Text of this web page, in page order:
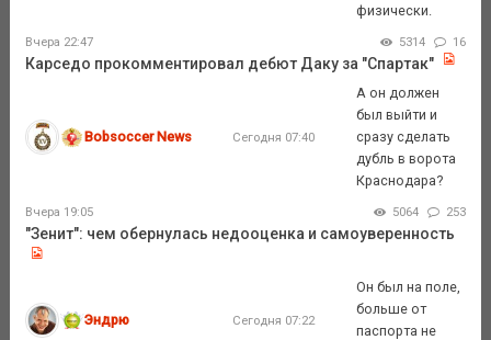
физически.
Вчера 22:47 5314 16
Карседо прокомментировал дебют Даку за "Спартак"
Bobsoccer News Сегодня 07:40
А он должен
был выйти и
сразу сделать
дубль в ворота
Краснодара?
Вчера 19:05 5064 253
"Зенит": чем обернулась недооценка и самоуверенность
Эндрю Сегодня 07:22
Он был на поле,
больше от
паспорта не